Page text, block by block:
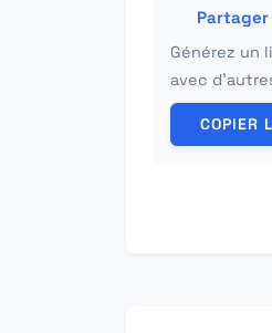
Générez un
avec
COPIER